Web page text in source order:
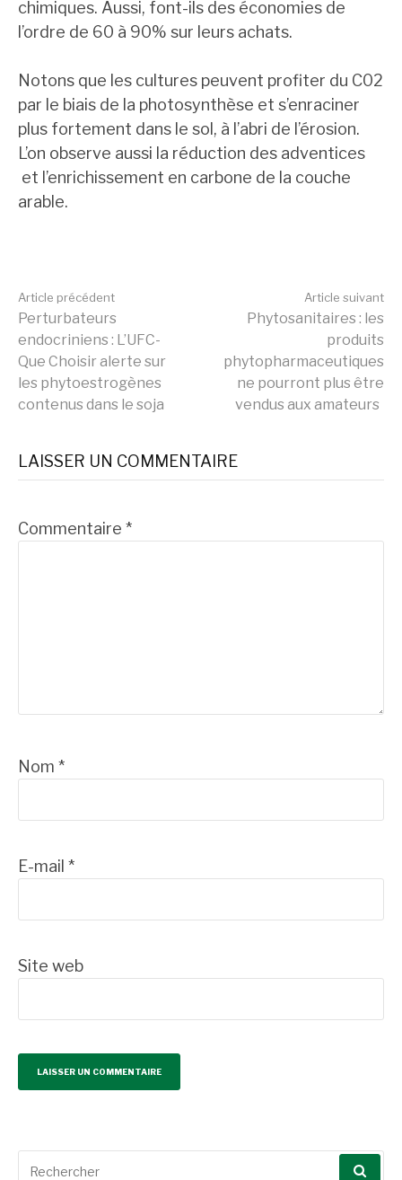
chimiques. Aussi, font-ils des économies de
l’ordre de 60 à 90% sur leurs achats.
Notons que les cultures peuvent profiter du C02
par le biais de la photosynthèse et s’enraciner
plus fortement dans le sol, à l’abri de l’érosion.
L’on observe aussi la réduction des adventices
et l’enrichissement en carbone de la couche
arable.
Lire
la
suite
Article précédent
Perturbateurs
endocriniens : L’UFC-
Que Choisir alerte sur
les phytoestrogènes
contenus dans le soja
Article suivant
Phytosanitaires : les
produits
phytopharmaceutiques
ne pourront plus être
vendus aux amateurs
LAISSER UN COMMENTAIRE
Commentaire *
Nom *
E-mail *
Site web